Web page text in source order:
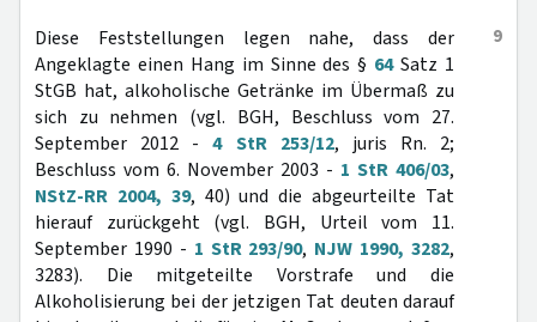
9
Diese Feststellungen legen nahe, dass der
Angeklagte einen Hang im Sinne des § 64Satz 1
StGB hat, alkoholische Getränke im Übermaß zu
sich zu nehmen (vgl. BGH, Beschluss vom 27.
September 2012 -4 StR 253/12, juris Rn. 2;
Beschluss vom 6. November 2003 - 1 StR 406/03,
NStZ-RR 2004, 39, 40) und die abgeurteilte Tat
hierauf zurückgeht (vgl. BGH, Urteil vom 11.
September 1990 - 1 StR 293/90, NJW 1990, 3282,
3283). Die mitgeteilte Vorstrafe und die
Alkoholisierung bei der jetzigen Tat deuten darauf